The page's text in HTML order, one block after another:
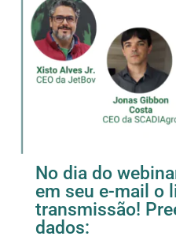
No dia do
em seu e-mail o
transmissão!
dados: